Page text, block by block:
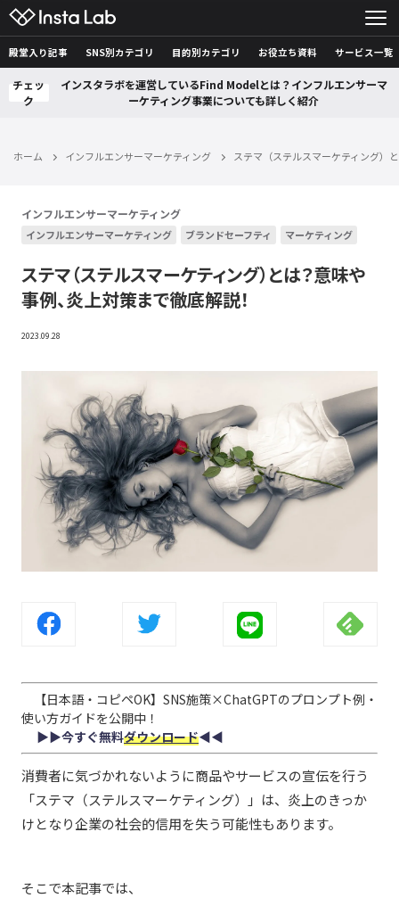
殿堂入り記事 SNS別カテゴリ 目的別カテゴリ お役立ち資料 サービス一覧
チェッ
ク
インスタラボを運営しているFind Modelとは？インフルエンサーマ
ーケティング事業についても詳しく紹介
ホーム インフルエンサーマーケティング ステマ（ステルスマーケティング）
インフルエンサーマーケティング
インフルエンサーマーケティング ブランドセーフティ マーケティング
ステマ（ステルスマーケティング）とは？意味や
事例、炎上対策まで徹底解説！
2023.09.28
【日本語・コピペOK】SNS施策×ChatGPTのプロンプト例・
使い方ガイドを公開中！
▶︎▶︎今すぐ無料ダウンロード◀︎◀︎
消費者に気づかれないように商品やサービスの宣伝を行う
「ステマ（ステルスマーケティング）」は、炎上のきっか
けとなり企業の社会的信用を失う可能性もあります。
そこで本記事では、